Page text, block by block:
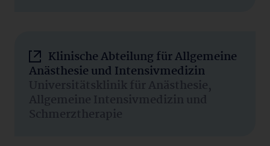
Klinische Abteilung für Allgemeine
Anästhesie und Intensivmedizin
Universitätsklinik für Anästhesie,
Allgemeine Intensivmedizin und
Schmerztherapie